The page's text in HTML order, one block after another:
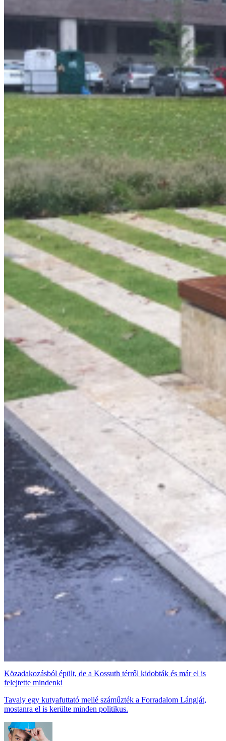
Közadakozásból épült, de a Kossuth térről kidobták és már el is
felejtette mindenki
Tavaly egy kutyafuttató mellé száműzték a Forradalom Lángját,
mostanra el is kerülte minden politikus.